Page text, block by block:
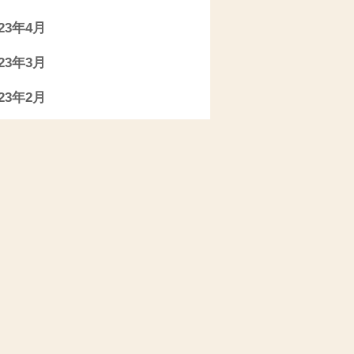
年4月
年3月
年2月